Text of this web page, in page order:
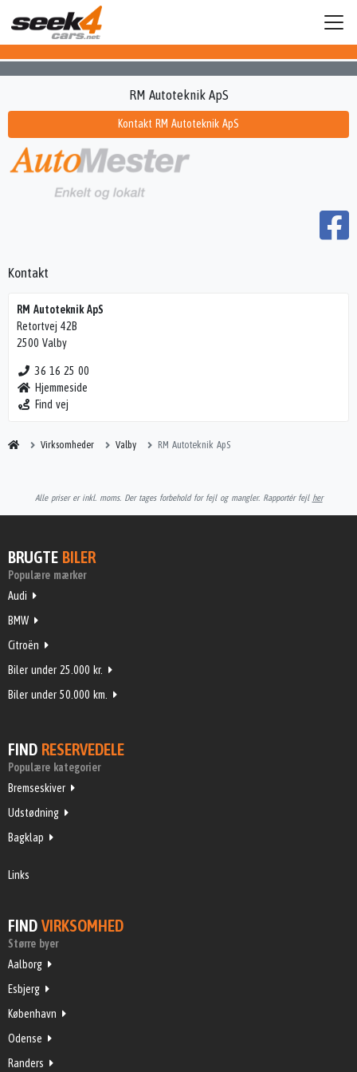
Kontakt RM Autoteknik ApS
Kontakt
RM Autoteknik ApS
Retortvej 42B
2500 Valby
36 16 25 00
Hjemmeside
Find vej
Virksomheder Valby RM Autoteknik ApS
RM Autoteknik ApS
Alle priser er inkl. moms. Der tages forbehold for fejl og mangler. Rapportér fejl her
BRUGTE BILER
Populære mærker
Audi
BMW
Citroën
Biler under 25.000 kr.
Biler under 50.000 km.
FIND RESERVEDELE
Populære kategorier
Bremseskiver
Udstødning
Bagklap
Links
FIND VIRKSOMHED
Større byer
Aalborg
Esbjerg
København
Odense
Randers